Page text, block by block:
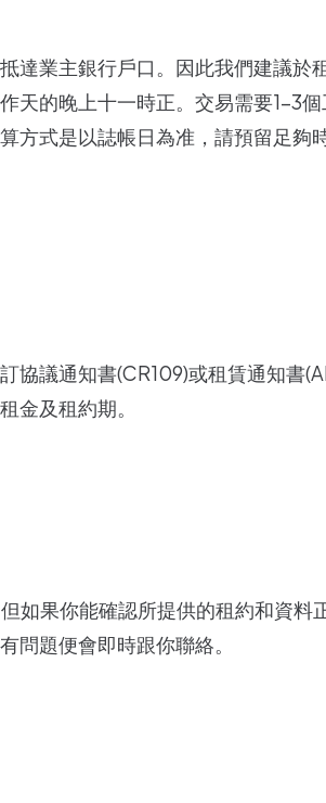
達業主銀行戶口。因此我們建議於
天的晚上十一時正。交易需要1-3
方式是以誌帳日為准，請預留足夠
協議通知書(CR109)或租賃通知書
金及租約期。
如果你能確認所提供的租約和資料
問題便會即時跟你聯絡。